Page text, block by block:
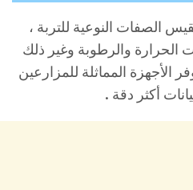
الصفات النوعية للتربة ،
الحرارة والرطوبة وغير ذلك
الأجهزة المماثلة للمزارعين
أكثر دقة .